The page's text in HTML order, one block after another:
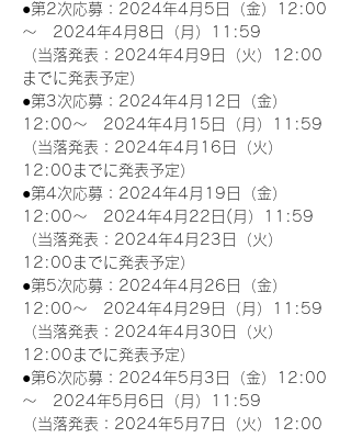
●第2次応募：2024年4月5日（金）12:00
～　2024年4月8日（月）11:59
（当落発表：2024年4月9日（火）12:00
までに発表予定）
●第3次応募：2024年4月12日（金）
12:00～　2024年4月15日（月）11:59
（当落発表：2024年4月16日（火）
12:00までに発表予定）
●第4次応募：2024年4月19日（金）
12:00～　2024年4月22日(月）11:59
（当落発表：2024年4月23日（火）
12:00までに発表予定）
●第5次応募：2024年4月26日（金）
12:00～　2024年4月29日（月）11:59
（当落発表：2024年4月30日（火）
12:00までに発表予定）
●第6次応募：2024年5月3日（金）12:00
～　2024年5月6日（月）11:59
（当落発表：2024年5月7日（火）12:00